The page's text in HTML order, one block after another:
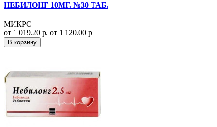
НЕБИЛОНГ 10МГ. №30 ТАБ.
МИКРО
от 1 019.20 р. от 1 120.00 р.
В корзину